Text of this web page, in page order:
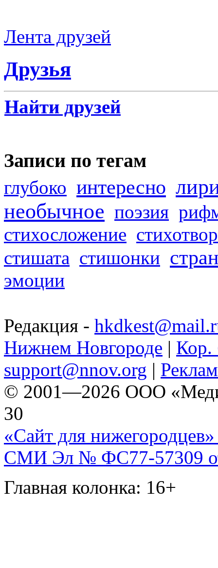
Лента друзей
Друзья
Найти друзей
Записи по тегам
глубоко интересно
необычное поэзия
стихосложение
стишата стишонки
эмоции
Редакция -
Нижнем Новгороде | Кор.
support@nnov.org |
© 2001—2026 ООО
30
«Сайт для нижегородцев»
СМИ Эл № ФС77-57309
Главная колонка: 16+